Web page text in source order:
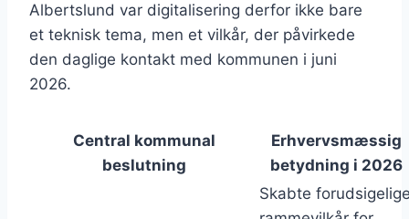
Albertslund var digitalisering derfor ikke bare
et teknisk tema, men et vilkår, der påvirkede
den daglige kontakt med kommunen i juni
2026.
Central kommunal
beslutning
Erhvervsmæssig
betydning i 2026
Skabte